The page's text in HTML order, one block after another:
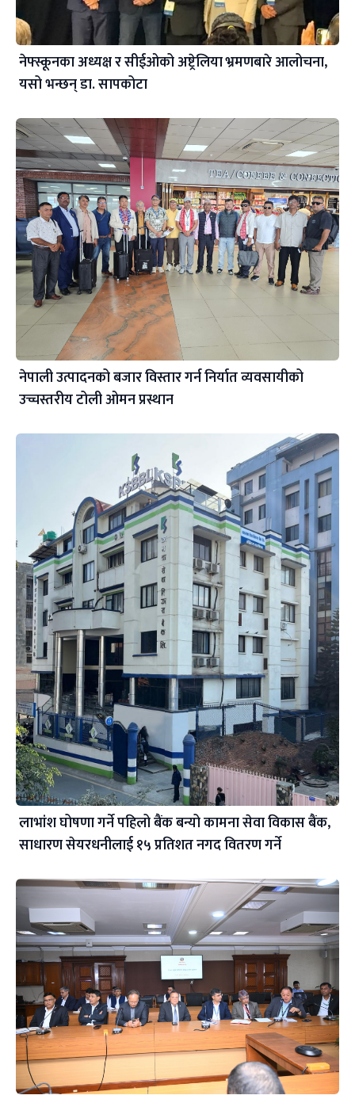
नेफ्स्कूनका अध्यक्ष र सीईओको अष्ट्रेलिया भ्रमणबारे आलोचना,
यसो भन्छन् डा‍. सापकोटा
नेपाली उत्पादनको बजार विस्तार गर्न निर्यात व्यवसायीको
उच्चस्तरीय टोली ओमन प्रस्थान
लाभांश घोषणा गर्ने पहिलो बैंक बन्यो कामना सेवा विकास बैंक,
साधारण सेयरधनीलाई १५ प्रतिशत नगद वितरण गर्ने